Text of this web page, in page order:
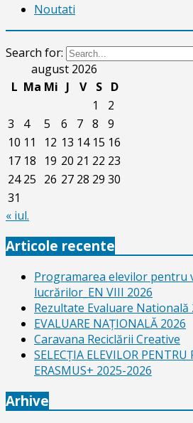
Noutati
Search for:
august 2026
L Ma Mi J V S
D
1
2
3
4 5 6 7 8
9
10 11 12 13 14 15 16
17 18 19 20 21 22 23
24 25 26 27 28 29 30
31
« iul.
Articole recente
Programarea elevilor pentru
lucrărilor_EN VIII 2026
Rezultate Evaluare Natională
EVALUARE NAŢIONALĂ 2026
Caravana Reciclării Creative
SELECŢIA ELEVILOR PENTRU
ERASMUS+ 2025-2026
Arhive